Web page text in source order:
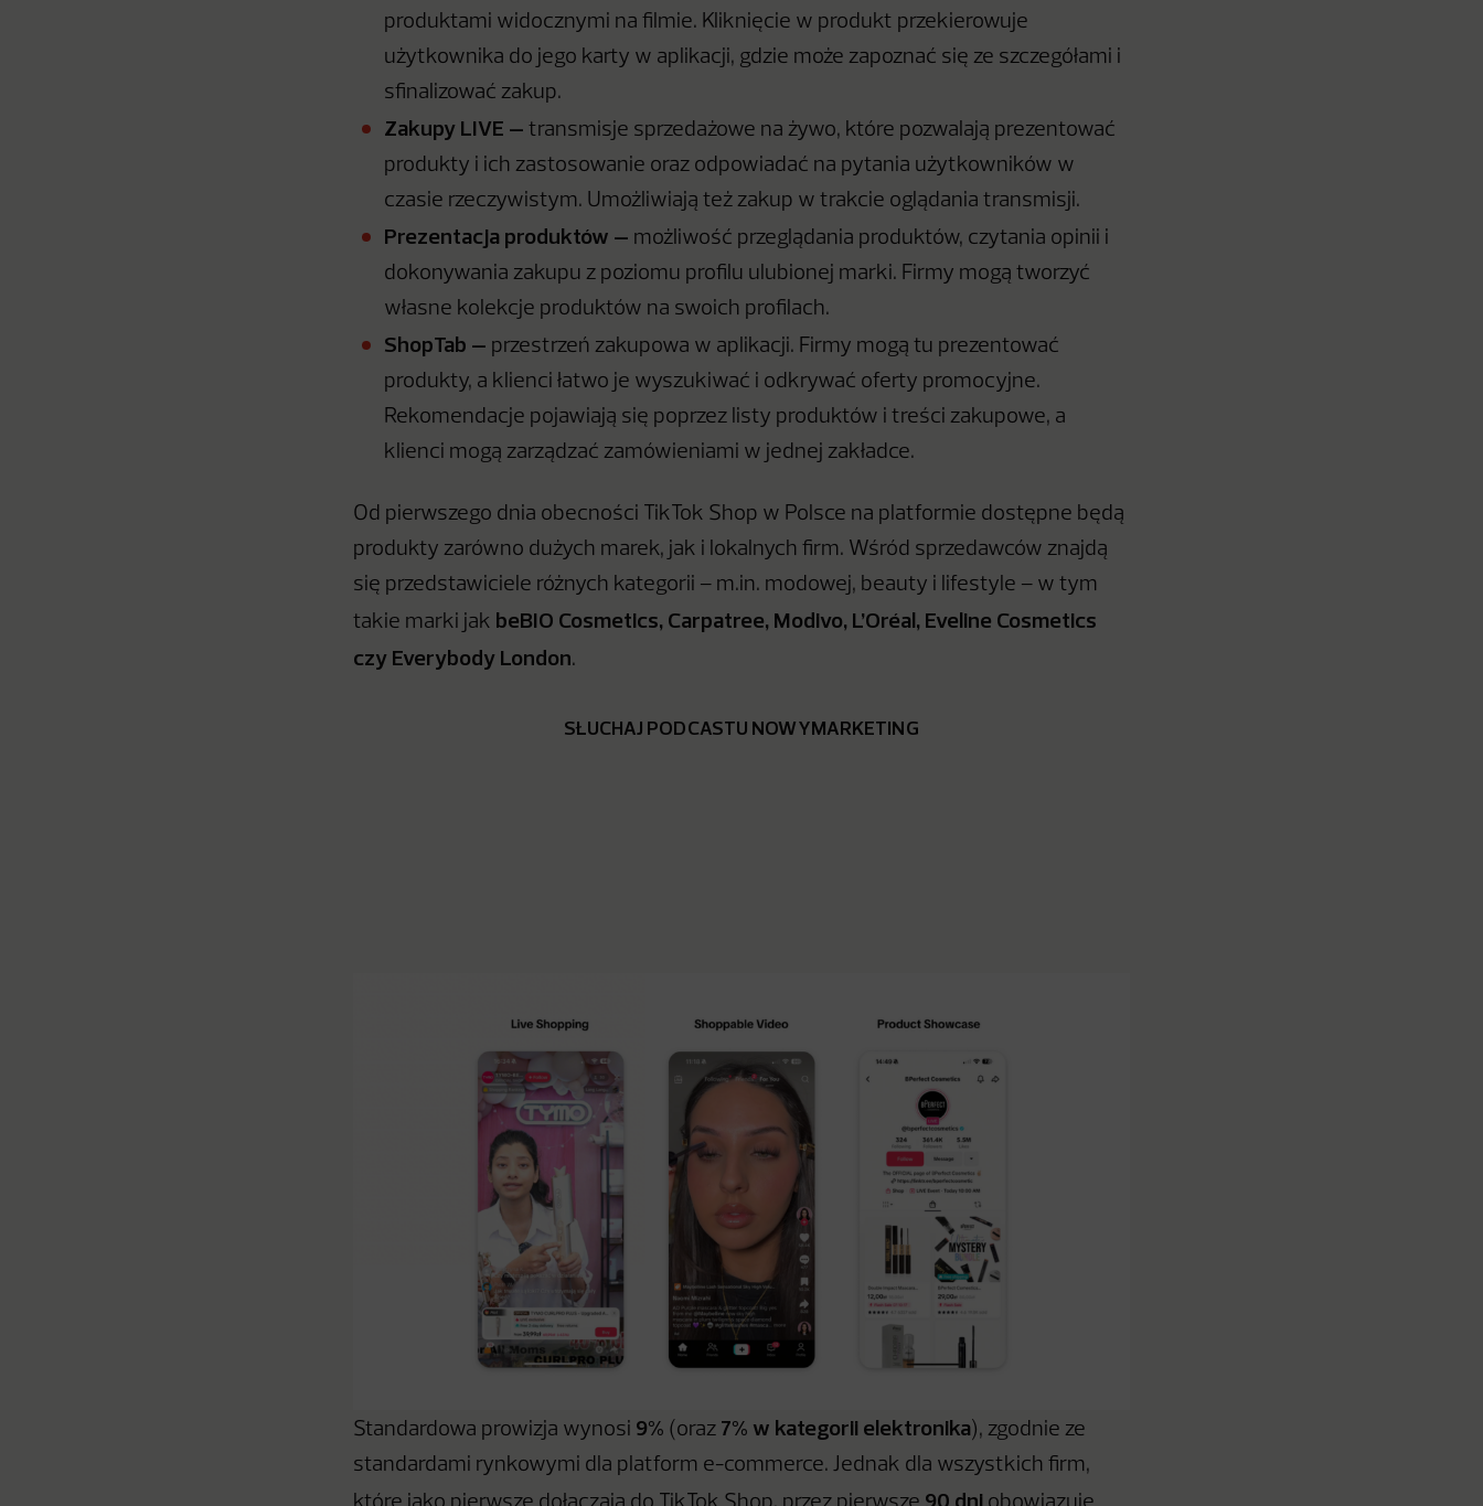
produktami widocznymi na filmie. Kliknięcie w produkt przekierowuje
użytkownika do jego karty w aplikacji, gdzie może zapoznać się ze szczegółami i
sfinalizować zakup.
Zakupy LIVE – transmisje sprzedażowe na żywo, które pozwalają prezentować
produkty i ich zastosowanie oraz odpowiadać na pytania użytkowników w
czasie rzeczywistym. Umożliwiają też zakup w trakcie oglądania transmisji.
Prezentacja produktów – możliwość przeglądania produktów, czytania opinii i
dokonywania zakupu z poziomu profilu ulubionej marki. Firmy mogą tworzyć
własne kolekcje produktów na swoich profilach.
ShopTab – przestrzeń zakupowa w aplikacji. Firmy mogą tu prezentować
produkty, a klienci łatwo je wyszukiwać i odkrywać oferty promocyjne.
Rekomendacje pojawiają się poprzez listy produktów i treści zakupowe, a
klienci mogą zarządzać zamówieniami w jednej zakładce.
Od pierwszego dnia obecności TikTok Shop w Polsce na platformie dostępne będą
produkty zarówno dużych marek, jak i lokalnych firm. Wśród sprzedawców znajdą
się przedstawiciele różnych kategorii – m.in. modowej, beauty i lifestyle – w tym
takie marki jak beBIO Cosmetics, Carpatree, Modivo, L’Oréal, Eveline Cosmetics
czy Everybody London.
SŁUCHAJ PODCASTU NOWYMARKETING
Standardowa prowizja wynosi 9% (oraz 7% w kategorii elektronika ), zgodnie ze
standardami rynkowymi dla platform e-commerce. Jednak dla wszystkich firm,
90 dni